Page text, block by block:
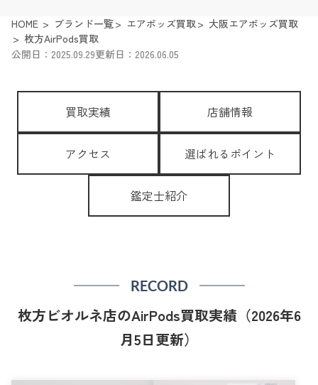
HOME ブランド一覧 エアポッズ買取
大阪エアポッズ買取
枚方AirPods買取
公開日：2025.09.29更新日：2026.06.05
買取実績 店舗情報
アクセス 選ばれるポイント
鑑定士紹介
RECORD
枚方ビオルネ店のAirPods買取実績（2026年6
月5日更新）